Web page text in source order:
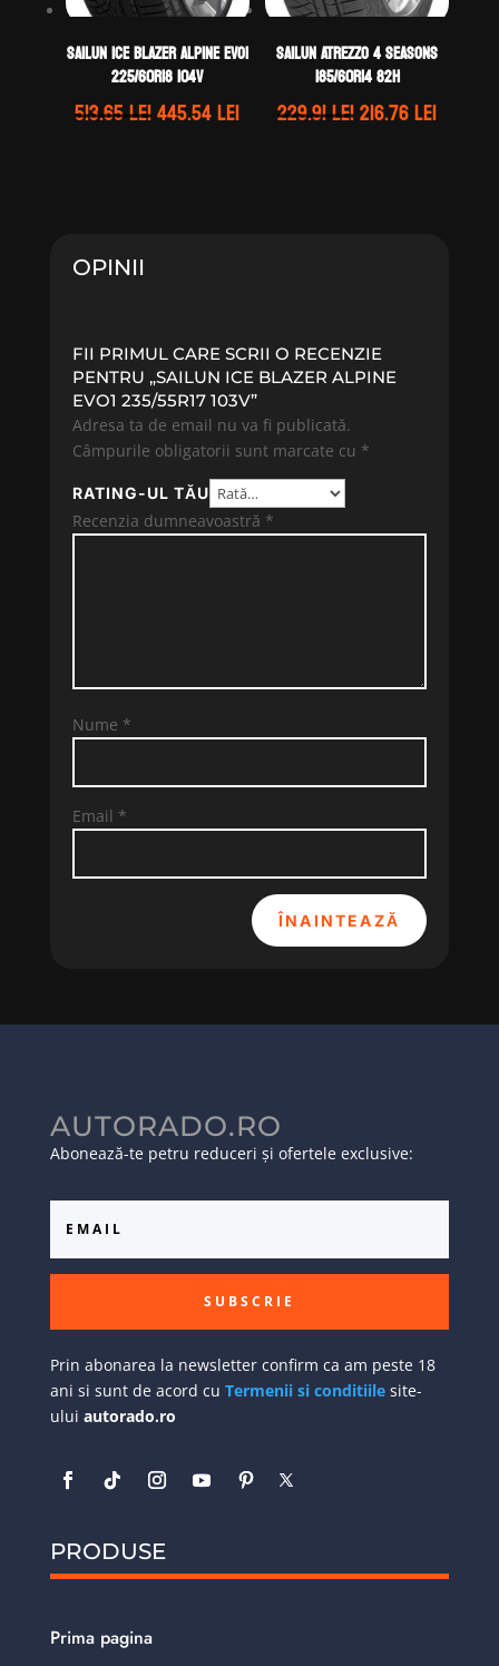
Sailun ICE BLAZER ALPINE EVO1
225/60R18 104V
513.65leiPrețul
445.54leiPrețul
Sailun ATREZZO 4 SEASONS
185/60R14 82H
229.91leiPrețul
216.76leiPrețul
OPINII
FII PRIMUL CARE SCRII O RECENZIE
PENTRU „SAILUN ICE BLAZER ALPINE
EVO1 235/55R17 103V”
Adresa ta de email nu va fi publicată.
Câmpurile obligatorii sunt marcate cu *
RATING-UL TĂU
Recenzia dumneavoastră *
Nume *
Email *
ÎNAINTEAZĂ
AUTORADO.RO
Abonează-te petru reduceri și ofertele exclusive:
SUBSCRIE
Prin abonarea la newsletter confirm ca am peste 18
ani si sunt de acord cu Termenii si conditiilesite-
ului autorado.ro
PRODUSE
Prima pagina